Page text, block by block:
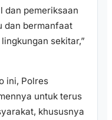
dan pemeriksaan
dan bermanfaat
sekitar,”
ini, Polres
untuk terus
khususnya